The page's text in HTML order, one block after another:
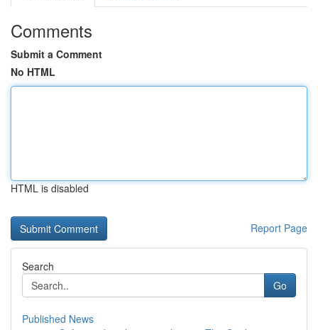
Comments
Submit a Comment
No HTML
HTML is disabled
Report Page
Search
Go
Published News